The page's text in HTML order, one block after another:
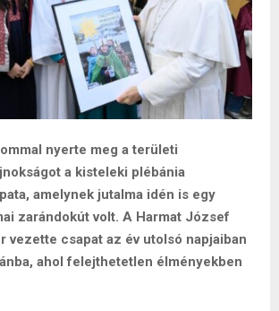
nyerte meg a területi
a kisteleki plébánia
amelynek jutalma idén is egy
zarándokút volt. A Harmat József
vezette csapat az év utolsó napjaiban
ahol felejthetetlen élményekben